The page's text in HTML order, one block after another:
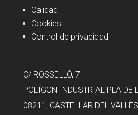
Calidad
Cookies
Control de privacidad
C/ ROSSELLÓ, 7
POLÍGON INDUSTRIAL PLA DE
08211, CASTELLAR DEL